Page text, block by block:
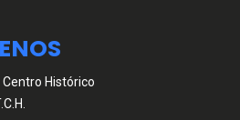
Histórico